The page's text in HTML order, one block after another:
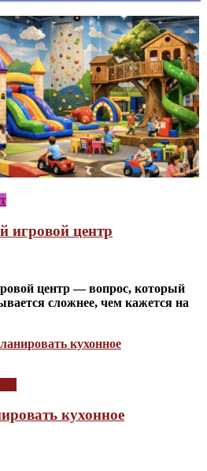
игровой центр
центр — вопрос, который
сложнее, чем кажется на
кухонное